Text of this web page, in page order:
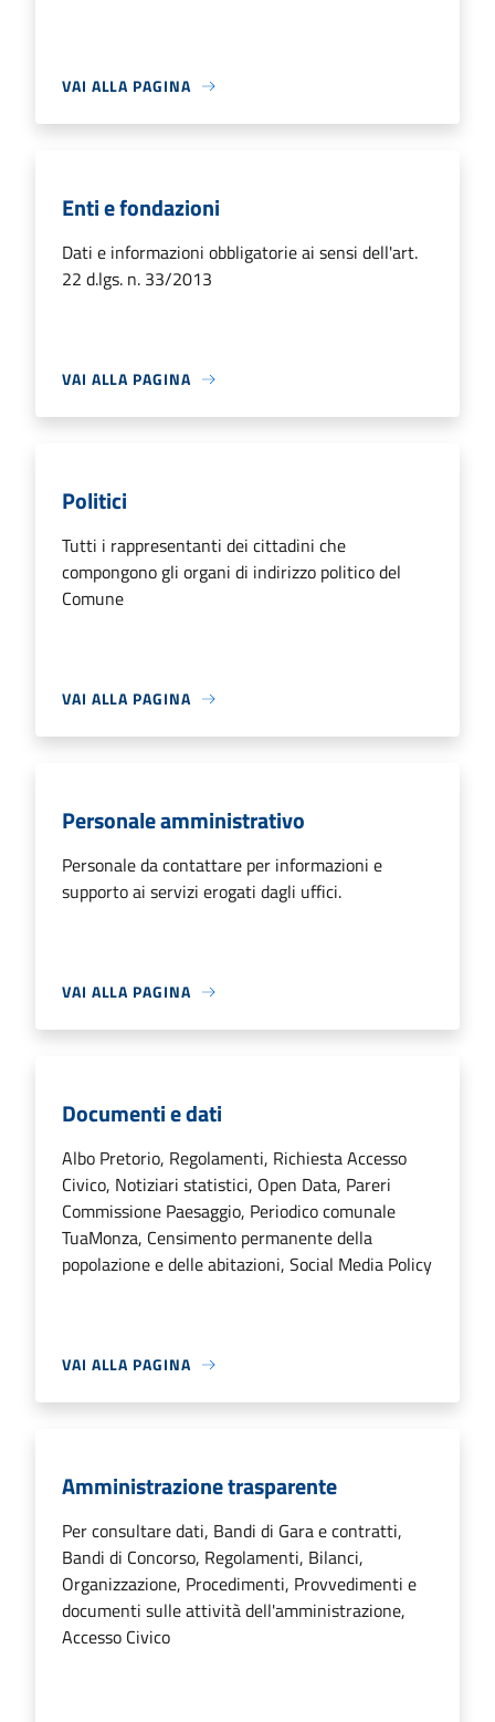
VAI ALLA PAGINA
Enti e fondazioni
Dati e informazioni obbligatorie ai sensi dell'art.
22 d.lgs. n. 33/2013
VAI ALLA PAGINA
Politici
Tutti i rappresentanti dei cittadini che
compongono gli organi di indirizzo politico del
Comune
VAI ALLA PAGINA
Personale amministrativo
Personale da contattare per informazioni e
supporto ai servizi erogati dagli uffici.
VAI ALLA PAGINA
Documenti e dati
Albo Pretorio, Regolamenti, Richiesta Accesso
Civico, Notiziari statistici, Open Data, Pareri
Commissione Paesaggio, Periodico comunale
TuaMonza, Censimento permanente della
popolazione e delle abitazioni, Social Media Policy
VAI ALLA PAGINA
Amministrazione trasparente
Per consultare dati, Bandi di Gara e contratti,
Bandi di Concorso, Regolamenti, Bilanci,
Organizzazione, Procedimenti, Provvedimenti e
documenti sulle attività dell'amministrazione,
Accesso Civico